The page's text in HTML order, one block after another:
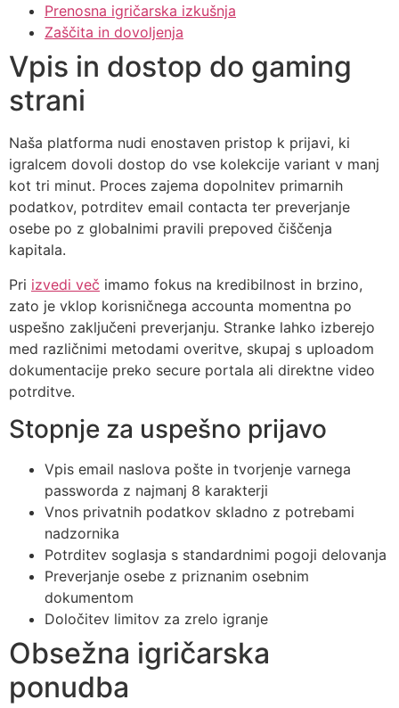
Prenosna igričarska izkušnja
Zaščita in dovoljenja
Vpis in dostop do gaming
strani
Naša platforma nudi enostaven pristop k prijavi, ki
igralcem dovoli dostop do vse kolekcije variant v manj
kot tri minut. Proces zajema dopolnitev primarnih
podatkov, potrditev email contacta ter preverjanje
osebe po z globalnimi pravili prepoved čiščenja
kapitala.
Pri izvedi več imamo fokus na kredibilnost in brzino,
zato je vklop korisničnega accounta momentna po
uspešno zaključeni preverjanju. Stranke lahko izberejo
med različnimi metodami overitve, skupaj s uploadom
dokumentacije preko secure portala ali direktne video
potrditve.
Stopnje za uspešno prijavo
Vpis email naslova pošte in tvorjenje varnega
passworda z najmanj 8 karakterji
Vnos privatnih podatkov skladno z potrebami
nadzornika
Potrditev soglasja s standardnimi pogoji delovanja
Preverjanje osebe z priznanim osebnim
dokumentom
Določitev limitov za zrelo igranje
Obsežna igričarska
ponudba